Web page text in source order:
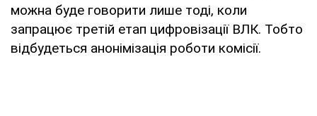
можна буде говорити лише тоді, коли
запрацює третій етап цифровізації ВЛК. Тобто
відбудеться анонімізація роботи комісії.